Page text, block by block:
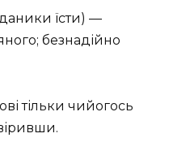
їсти) —
безнадійно
тільки чийогось